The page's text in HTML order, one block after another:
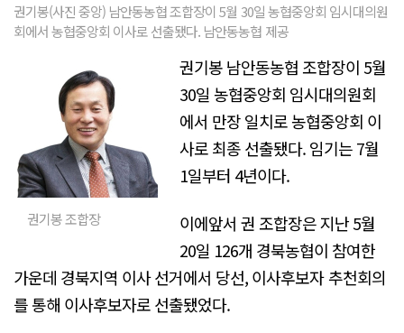
권기봉(사진 중앙) 남안동농협 조합장이 5월 30일 농협중앙회 임시대의원
회에서 농협중앙회 이사로 선출됐다. 남안동농협 제공
권기봉 조합장
권기봉 남안동농협 조합장이 5월
30일 농협중앙회 임시대의원회
에서 만장 일치로 농협중앙회 이
사로 최종 선출됐다. 임기는 7월
1일부터 4년이다.
이에앞서 권 조합장은 지난 5월
20일 126개 경북농협이 참여한
가운데 경북지역 이사 선거에서 당선, 이사후보자 추천회의
를 통해 이사후보자로 선출됐었다.